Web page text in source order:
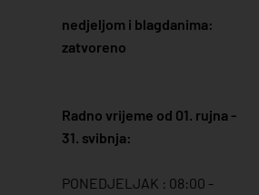
nedjeljom i blagdanima:
zatvoreno
Radno vrijeme od 01. rujna -
31. svibnja:
PONEDJELJAK : 08:00 -